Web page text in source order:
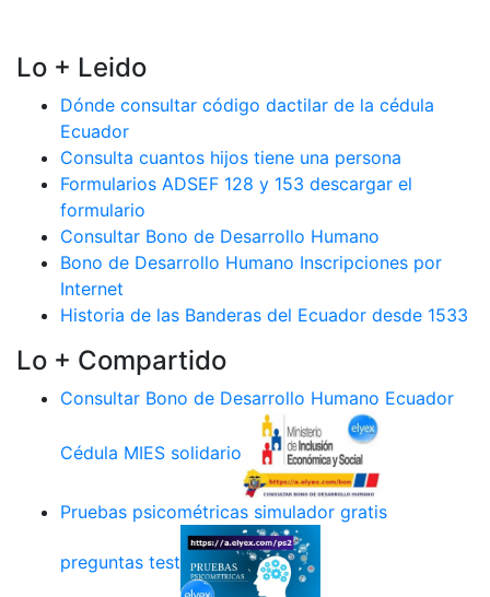
Lo + Leido
Dónde consultar código dactilar de la cédula
Ecuador
Consulta cuantos hijos tiene una persona
Formularios ADSEF 128 y 153 descargar el
formulario
Consultar Bono de Desarrollo Humano
Bono de Desarrollo Humano Inscripciones por
Internet
Historia de las Banderas del Ecuador desde 1533
Lo + Compartido
Consultar Bono de Desarrollo Humano Ecuador
Cédula MIES solidario
Pruebas psicométricas simulador gratis
preguntas test